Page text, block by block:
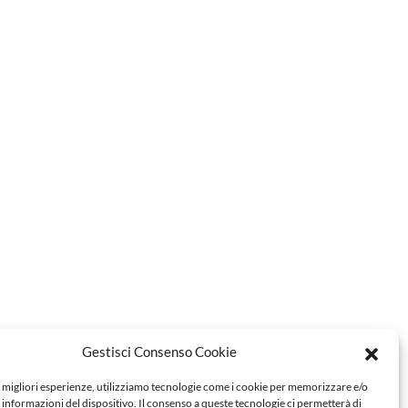
Gestisci Consenso Cookie
esperienze, utilizziamo tecnologie come i cookie per memorizzare e/o
informazioni del dispositivo. Il consenso a queste tecnologie ci permetterà di